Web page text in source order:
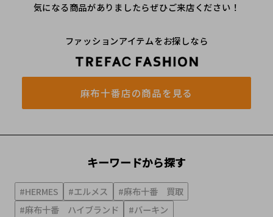
気になる商品がありましたらぜひご来店ください！
ファッションアイテムをお探しなら
麻布十番店の商品を見る
キーワードから探す
#HERMES #エルメス
#麻布十番 買取
#麻布十番 ハイブランド
#バーキン